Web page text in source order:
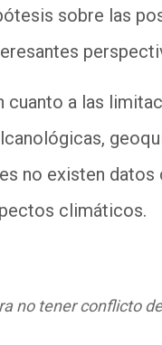
sobre las
cuanto a las
no existen
climáticos.
no tener conflicto